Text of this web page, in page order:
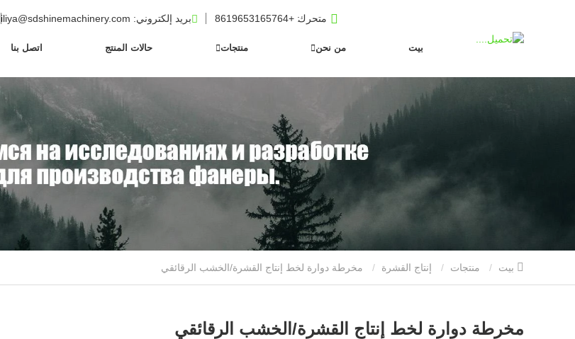
بيت من نحن منتجات حالات المنتج اتصل بنا
متحرك: +8619653165764 بريد إلكتروني: iliya@sdshinemachinery.com
منتجات إنتاج القشرة
مخرطة دوارة لخط إنتاج القشرة/الخشب الرقائقي